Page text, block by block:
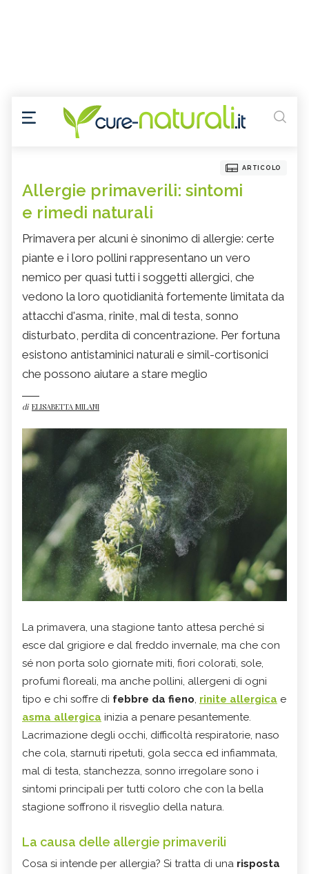
ARTICOLO
Allergie primaverili: sintomi
e rimedi naturali
Primavera per alcuni è sinonimo di allergie: certe
piante e i loro pollini rappresentano un vero
nemico per quasi tutti i soggetti allergici, che
vedono la loro quotidianità fortemente limitata da
attacchi d'asma, rinite, mal di testa, sonno
disturbato, perdita di concentrazione. Per fortuna
esistono antistaminici naturali e simil-cortisonici
che possono aiutare a stare meglio
di ELISABETTA MILANI
La primavera, una stagione tanto attesa perché si
esce dal grigiore e dal freddo invernale, ma che con
sé non porta solo giornate miti, fiori colorati, sole,
profumi floreali, ma anche pollini, allergeni di ogni
tipo e chi soffre di febbre da fieno, rinite allergica e
asma allergica inizia a penare pesantemente.
Lacrimazione degli occhi, difficoltà respiratorie, naso
che cola, starnuti ripetuti, gola secca ed infiammata,
mal di testa, stanchezza, sonno irregolare sono i
sintomi principali per tutti coloro che con la bella
stagione soffrono il risveglio della natura.
La causa delle allergie primaverili
Cosa si intende per allergia? Si tratta di una risposta